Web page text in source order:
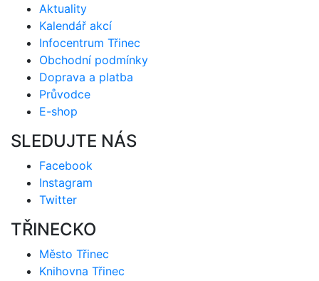
Aktuality
Kalendář akcí
Infocentrum Třinec
Obchodní podmínky
Doprava a platba
Průvodce
E-shop
SLEDUJTE NÁS
Facebook
Instagram
Twitter
TŘINECKO
Město Třinec
Knihovna Třinec